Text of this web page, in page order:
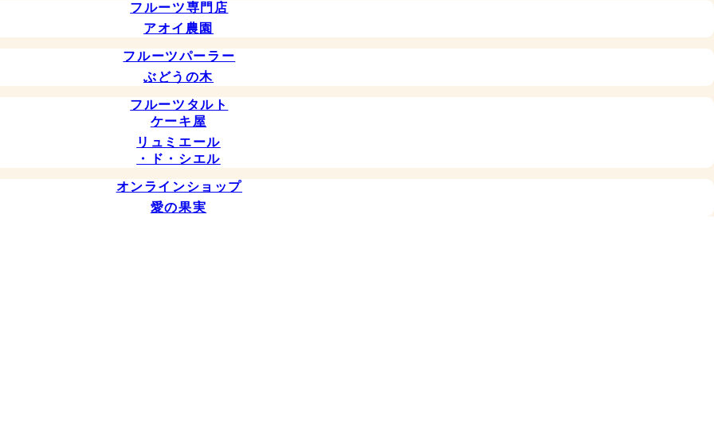
フルーツ専門店
アオイ農園
フルーツパーラー
ぶどうの木
フルーツタルト
ケーキ屋
リュミエール
・ド・シエル
オンラインショップ
愛の果実